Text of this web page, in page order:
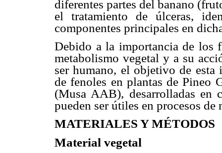
diferentes partes del banano
el tratamiento de úlceras,
componentes principales en
Debido a la importancia de los
metabolismo vegetal y a su
ser humano, el objetivo de
de fenoles en plantas de Pineo
(Musa AAB), desarrolladas en
pueden ser útiles en procesos
MATERIALES Y MÉTODOS
Material vegetal